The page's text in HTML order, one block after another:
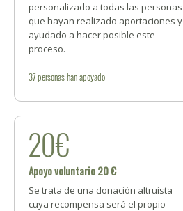
personalizado a todas las personas
que hayan realizado aportaciones y
ayudado a hacer posible este
proceso.
37personashan apoyado
20€
Apoyo voluntario 20 €
Se trata de una donación altruista
cuya recompensa será el propio